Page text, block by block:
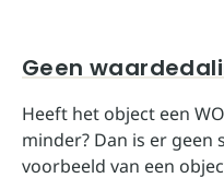
Geen
Heeft het object een
minder? Dan is er geen
voorbeeld van een